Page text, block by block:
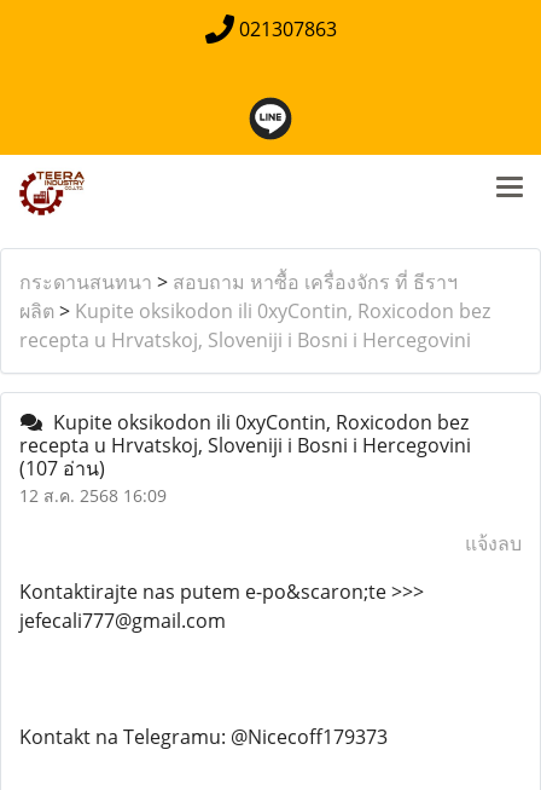
021307863
กระดานสนทนา > สอบถาม หาซื้อ เครื่องจักร ที่ ธีราฯ
ผลิต > Kupite oksikodon ili 0xyContin, Roxicodon bez
recepta u Hrvatskoj, Sloveniji i Bosni i Hercegovini
Kupite oksikodon ili 0xyContin, Roxicodon bez
recepta u Hrvatskoj, Sloveniji i Bosni i Hercegovini
(107 อ่าน)
12 ส.ค. 2568 16:09
แจ้งลบ
Kontaktirajte nas putem e-po&scaron;te >>>
jefecali777@gmail.com
Kontakt na Telegramu: @Nicecoff179373